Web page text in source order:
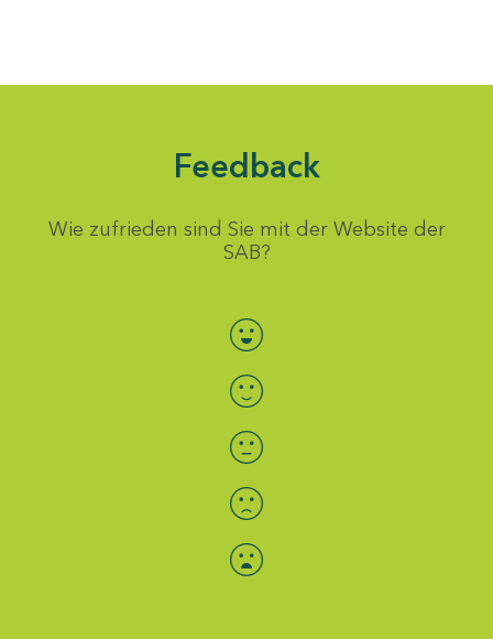
Feedback
Wie zufrieden sind Sie mit der Website der
SAB?
Bewertung auswählen